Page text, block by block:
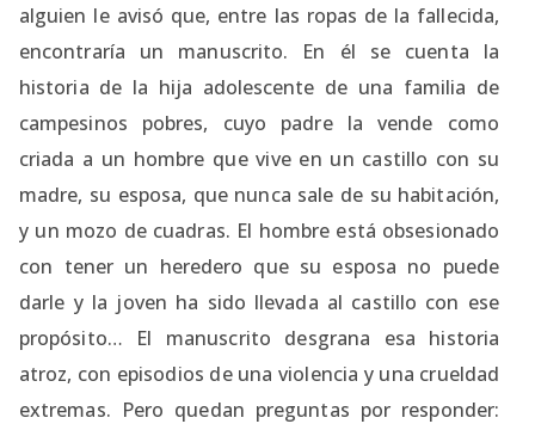
alguien le avisó que, entre las ropas de la fallecida,
encontraría un manuscrito. En él se cuenta la
historia de la hija adolescente de una familia de
campesinos pobres, cuyo padre la vende como
criada a un hombre que vive en un castillo con su
madre, su esposa, que nunca sale de su habitación,
y un mozo de cuadras. El hombre está obsesionado
con tener un heredero que su esposa no puede
darle y la joven ha sido llevada al castillo con ese
propósito… El manuscrito desgrana esa historia
atroz, con episodios de una violencia y una crueldad
extremas. Pero quedan preguntas por responder: